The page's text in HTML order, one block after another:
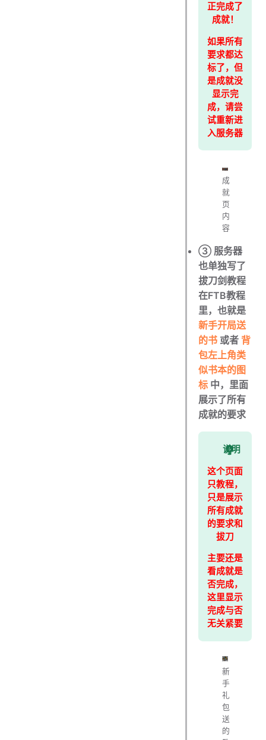
正完成了
成就！
如果所有
要求都达
标了，但
是成就没
显示完
成，请尝
试重新进
入服务器
成
就
页
内
容
③ 服务器
也单独写了
拔刀剑教程
在FTB教程
里，也就是
新手开局送
的书 或者 背
包左上角类
似书本的图
标 中，里面
展示了所有
成就的要求
说明
这个页面
只教程，
只是展示
所有成就
的要求和
拔刀
主要还是
看成就是
否完成，
这里显示
完成与否
无关紧要
新
手
礼
包
送
的